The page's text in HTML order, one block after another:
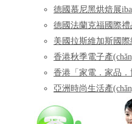
德國慕尼黑烘焙展iba
德國法蘭克福國際禮
美國拉斯維加斯國際
香港秋季電子產
香港「家電．家品．
亞洲時尚生活產